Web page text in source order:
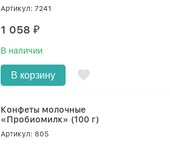
Артикул: 7241
1 058₽
В наличии
В корзину
Конфеты молочные
«Пробиомилк» (100 г)
Артикул: 805